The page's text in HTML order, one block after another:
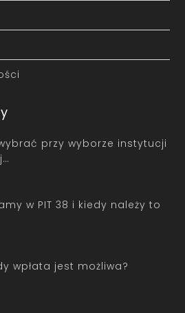
przy wyborze instytucji
w PIT 38 i kiedy należy to
wpłata jest możliwa?